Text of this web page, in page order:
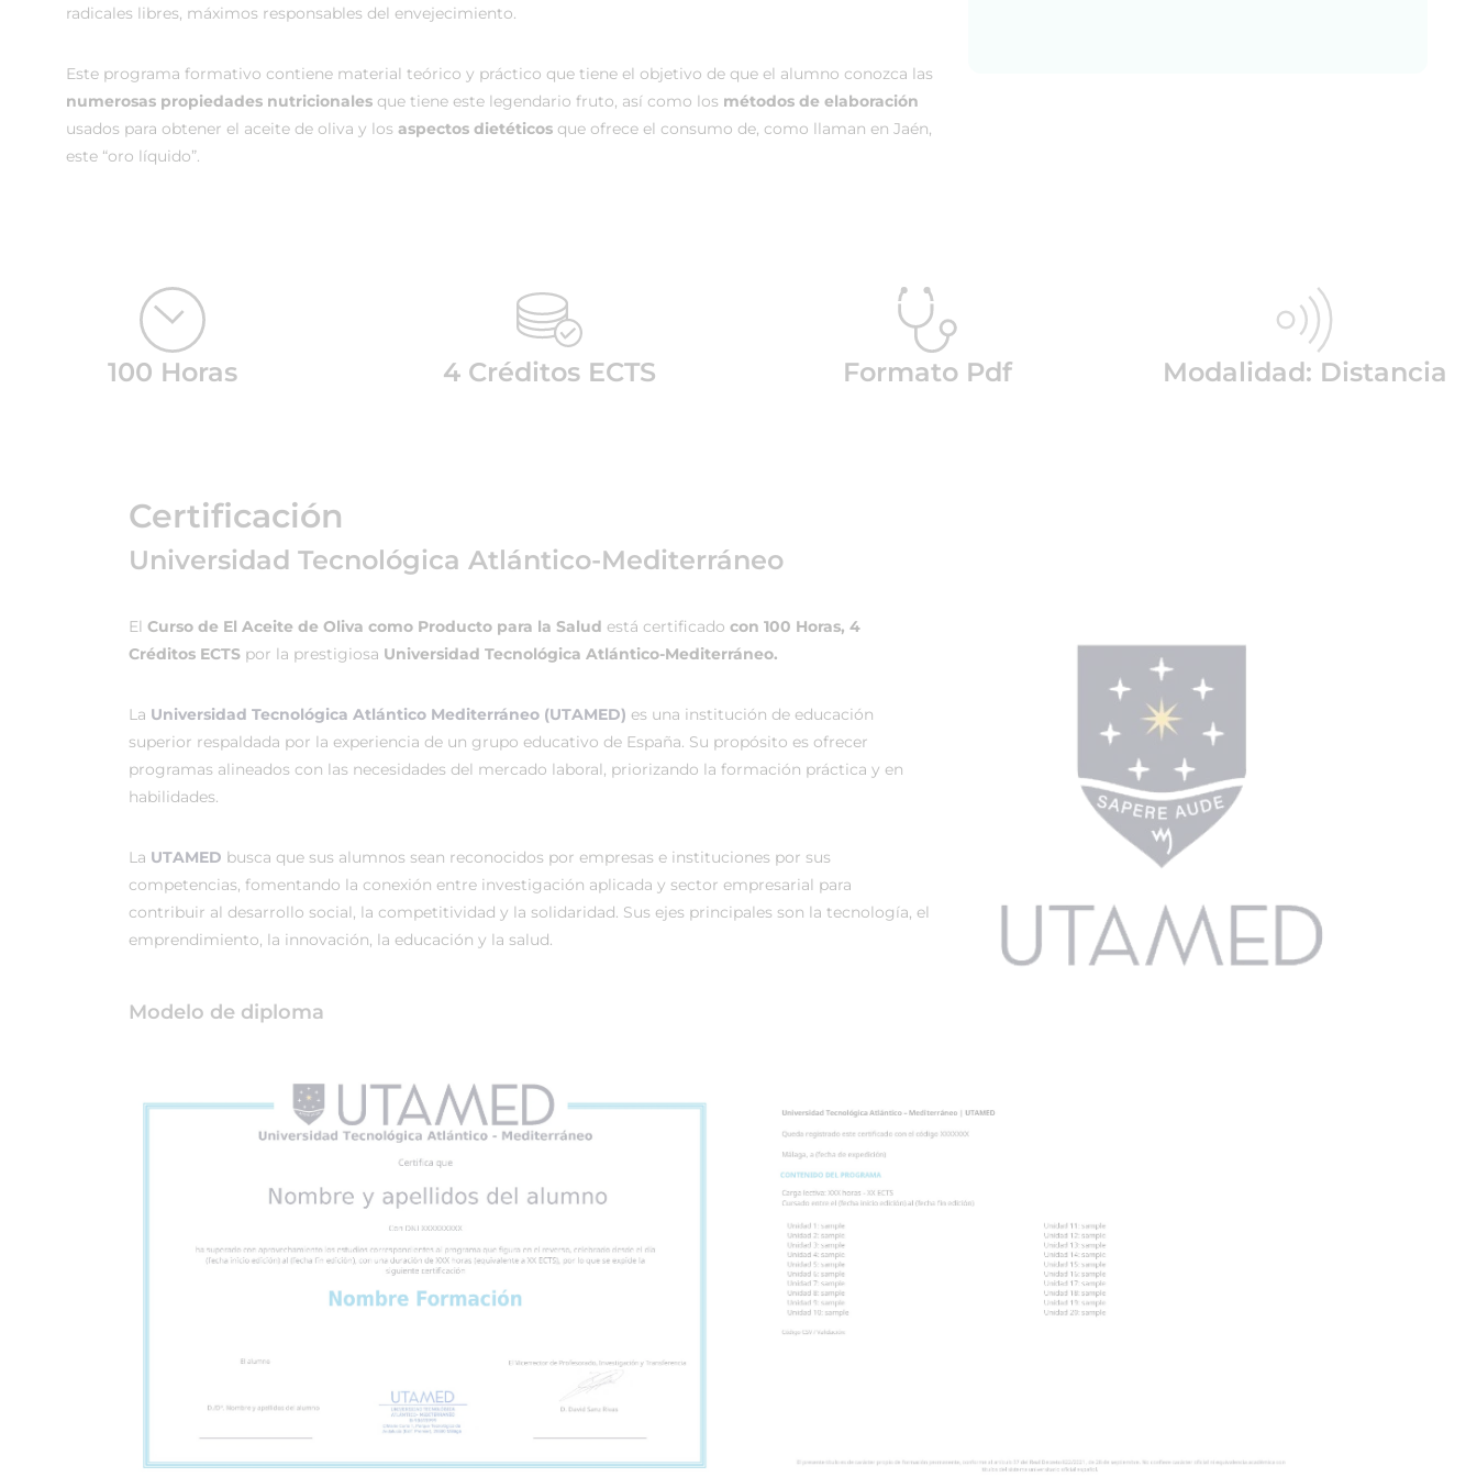
radicales libres, máximos responsables del envejecimiento.
Este programa formativo contiene material teórico y práctico que tiene el objetivo de que el alumno conozca las
numerosas propiedades nutricionales que tiene este legendario fruto, así como los métodos de elaboración
usados para obtener el aceite de oliva y los aspectos dietéticos que ofrece el consumo de, como llaman en Jaén,
este “oro líquido”.
100 Horas 4 Créditos ECTS Formato Pdf Modalidad: Distancia
Certificación
Universidad Tecnológica Atlántico-Mediterráneo
El Curso de El Aceite de Oliva como Producto para la Salud está certificado con 100 Horas, 4
Créditos ECTS por la prestigiosa Universidad Tecnológica Atlántico-Mediterráneo.
La Universidad Tecnológica Atlántico Mediterráneo (UTAMED) es una institución de educación
superior respaldada por la experiencia de un grupo educativo de España. Su propósito es ofrecer
programas alineados con las necesidades del mercado laboral, priorizando la formación práctica y en
habilidades.
La UTAMED busca que sus alumnos sean reconocidos por empresas e instituciones por sus
competencias, fomentando la conexión entre investigación aplicada y sector empresarial para
contribuir al desarrollo social, la competitividad y la solidaridad. Sus ejes principales son la tecnología, el
emprendimiento, la innovación, la educación y la salud.
Modelo de diploma